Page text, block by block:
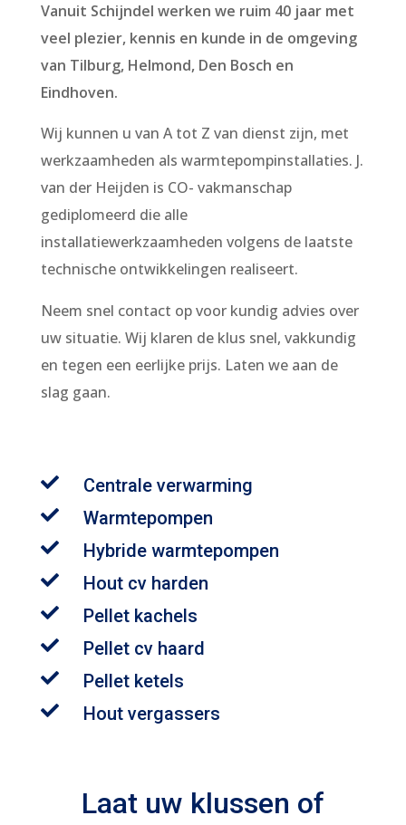
Vanuit Schijndel werken we ruim 40 jaar met
veel plezier, kennis en kunde in de omgeving
van Tilburg, Helmond, Den Bosch en
Eindhoven.
Wij kunnen u van A tot Z van dienst zijn, met
werkzaamheden als warmtepompinstallaties. J.
van der Heijden is CO- vakmanschap
gediplomeerd die alle
installatiewerkzaamheden volgens de laatste
technische ontwikkelingen realiseert.
Neem snel contact op voor kundig advies over
uw situatie. Wij klaren de klus snel, vakkundig
en tegen een eerlijke prijs. Laten we aan de
slag gaan.
 Centrale verwarming
 Warmtepompen
 Hybride warmtepompen
 Hout cv harden
 Pellet kachels
 Pellet cv haard
 Pellet ketels
 Hout vergassers
Laat uw klussen of